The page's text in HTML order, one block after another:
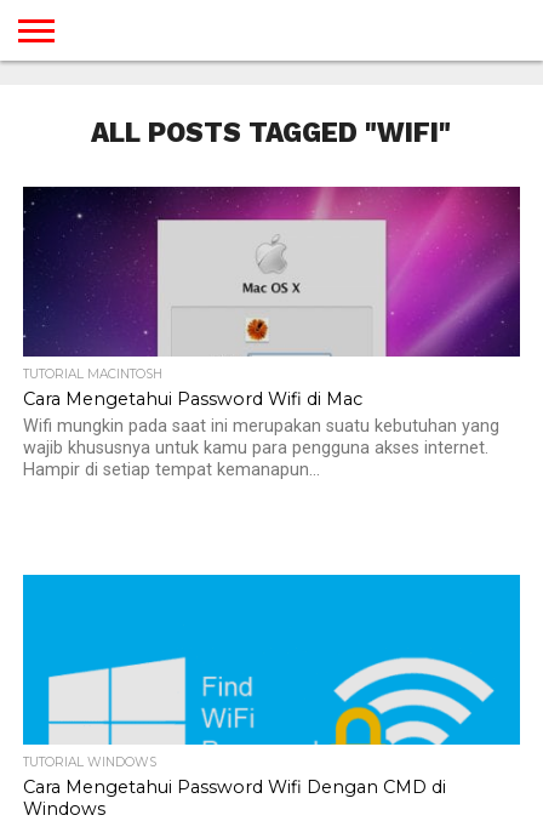
GAMES
DESAIN
ANDROID
YOUTUBE
INTERNET
WINDOWS
MACINTOSH
MESSENGER
BLOGSPOT
WORDPRESS
PEMROGRAMAN
SERVERALL POSTS TAGGED "WIFI"
TUTORIAL MACINTOSH
Cara Mengetahui Password Wifi di Mac
Wifi mungkin pada saat ini merupakan suatu kebutuhan yang
wajib khususnya untuk kamu para pengguna akses internet.
Hampir di setiap tempat kemanapun...
TUTORIAL WINDOWS
Cara Mengetahui Password Wifi Dengan CMD di
Windows